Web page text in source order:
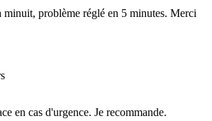
minuit, problème réglé en 5 minutes. Merci
en cas d'urgence. Je recommande.